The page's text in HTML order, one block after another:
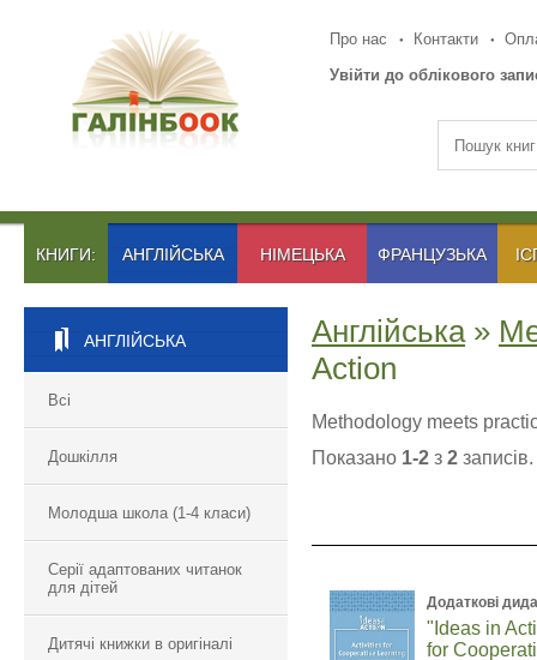
Про нас Контакти
Увійти до облікового
КНИГИ: АНГЛІЙСЬКА НІМЕЦЬКА ФРАНЦУЗЬКА
АНГЛІЙСЬКА
Всі
Дошкілля
Молодша школа (1-4 класи)
Серії адаптованих читанок
для дітей
Дитячі книжки в оригіналі
Англійська»
Action
Methodology meets
Показано 1-2 з 2 записів.
Додаткові
"Ideas in
for